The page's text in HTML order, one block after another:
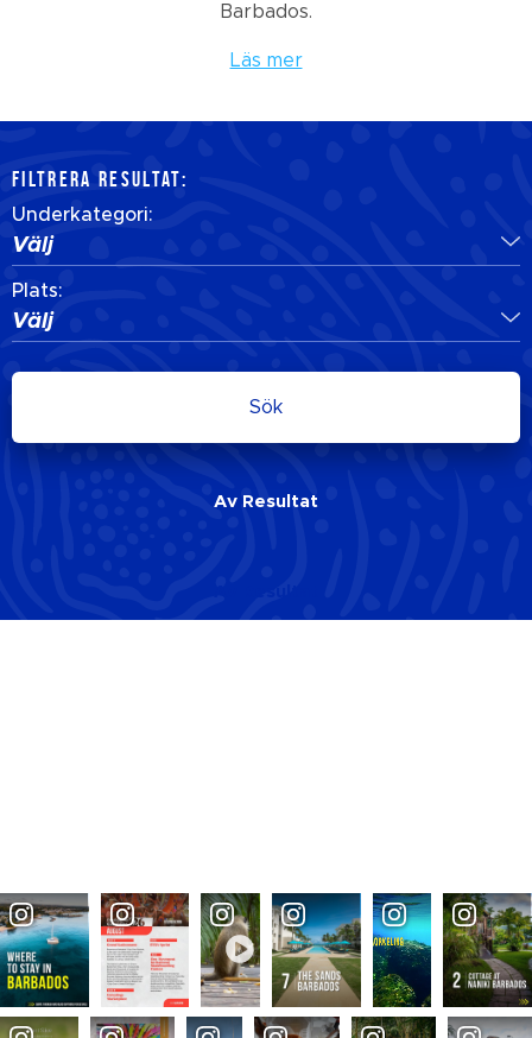
Barbados.
Läs mer
FILTRERA RESULTAT:
Underkategori:
Välj
Plats:
Välj
Sök
Av Resultat